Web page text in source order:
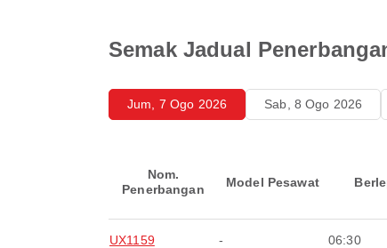
Semak Jadual
Jum, 7 Ogo 2026 Sab, 8 Ogo 2026
Nom.
Penerbangan
Model Pesawat
UX1159 - 06:30